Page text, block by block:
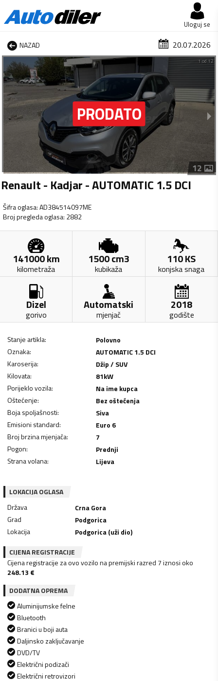
Uloguj se
NAZAD 20.07.2026
1 od 12
12
Renault - Kadjar - AUTOMATIC 1.5 DCI
Šifra oglasa:AD384514097ME
Broj pregleda oglasa: 2882
141000km
kilometraža
1500cm3
kubikaža
110KS
konjska snaga
Dizel
gorivo
Automatski
mjenjač
2018
godište
Stanje artikla:
Polovno
Oznaka:
AUTOMATIC 1.5 DCI
Karoserija:
Džip / SUV
Kilovata: 81kW
Porijeklo vozila:
Na ime kupca
Oštećenje:
Bez oštećenja
Boja spoljašnosti:
Siva
Emisioni standard:
Euro 6
Broj brzina mjenjača:
7
Pogon:
Prednji
Strana volana: Lijeva
LOKACIJA OGLASA
Država
Crna Gora
Grad
Podgorica
Lokacija
Podgorica (uži dio)
CIJENA REGISTRACIJE
Cijena registracije za ovo vozilo na premijski razred 7 iznosi oko
248.13 €
DODATNA OPREMA
Aluminijumske felne
Bluetooth
Branici u boji auta
Daljinsko zaključavanje
DVD/TV
Električni podizači
Električni retrovizori